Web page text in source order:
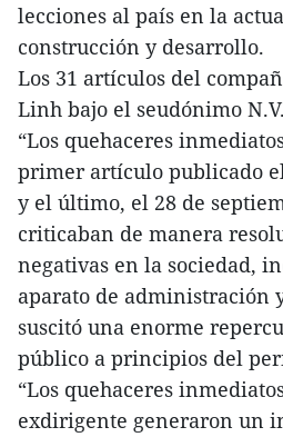
lecciones al país en la
construcción y desarrollo.
Los 31 artículos del
Linh bajo el seudónimo
“Los quehaceres
primer artículo publicado
y el último, el 28 de
criticaban de manera
negativas en la sociedad,
aparato de administración
suscitó una enorme
público a principios del
“Los quehaceres
exdirigente generaron un